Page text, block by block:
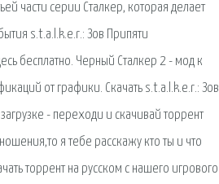
части серии Сталкер, которая делает
s.t.a.l.k.e.r.: Зов Припяти
бесплатно. Черный Сталкер 2 - мод к
от графики. Скачать s.t.a.l.k.e.r.: Зов
- переходи и скачивай торрент
я тебе расскажу кто ты и что
торрент на русском с нашего игрового